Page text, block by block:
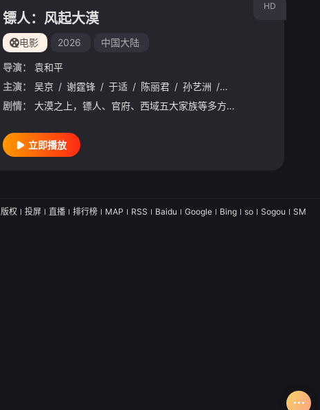
/ 李连杰 / 时代少年团刘耀文 熊瑾怡 / 莒谦朗 /
HD
镖人：风起大漠
电影 2026 中国大陆
导演：
袁和平
主演：
吴京 / 谢霆锋 / 于适 / 陈丽君 / 孙艺洲 / 此沙
剧情：
大漠之上，镖人、官府、西域五大家族等多方势力盘根错节、暗潮涌动。“天字第二号逃犯”刀马接下特殊押镖任务，和同伴一起从西域护镖远赴长安。不料，他们的护送对象竟是“天字第一号逃犯”知世郎……天下熙熙皆为利来，各方势力闻风入局，抢镖厮杀接连上演……
立即播放
版权 投屏 直播 排行榜 MAP RSS Baidu Google Bing so Sogou SM